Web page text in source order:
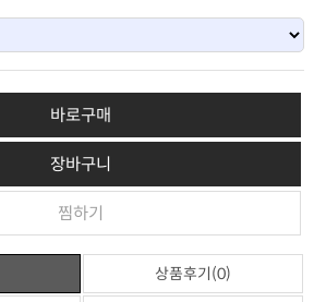
바로구매
장바구니
찜하기
상품후기(0)